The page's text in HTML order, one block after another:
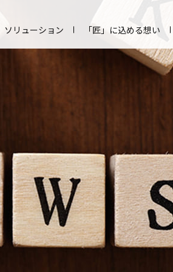
ソリューション 「匠」に込める想い